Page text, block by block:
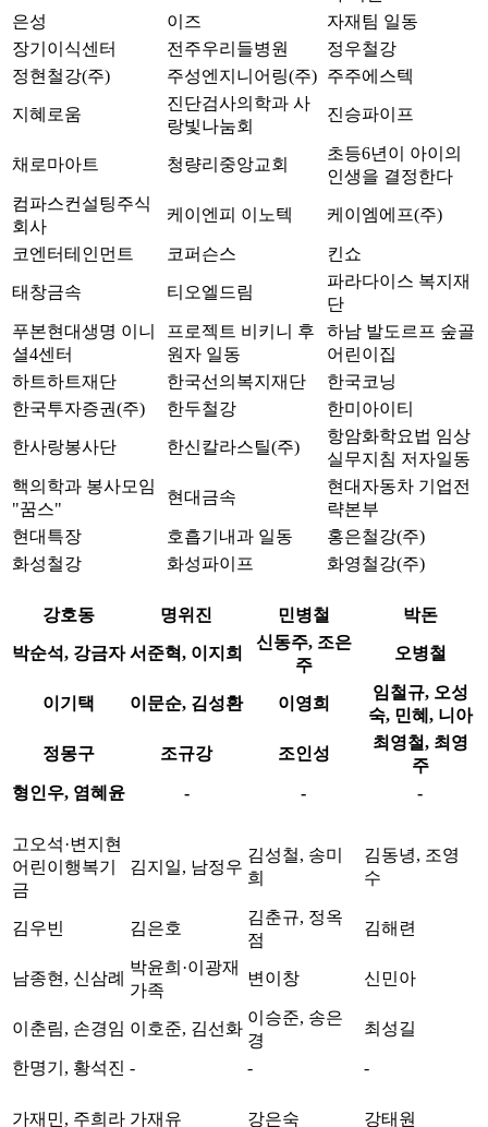
은성
이즈
자재팀 일동
장기이식센터
전주우리들병원
정우철강
정현철강(주)
주성엔지니어링(주) 주주에스텍
지혜로움
진단검사의학과 사
랑빛나눔회
진승파이프
채로마아트 청량리중앙교회
초등6년이 아이의
인생을 결정한다
컴파스컨설팅주식
회사
케이엔피 이노텍 케이엠에프(주)
코엔터테인먼트 코퍼슨스 킨쇼
태창금속 티오엘드림
파라다이스 복지재
단
푸본현대생명 이니
셜4센터
프로젝트 비키니 후
원자 일동
하남 발도르프 숲골
어린이집
하트하트재단
한국선의복지재단
한국코닝
한국투자증권(주)
한두철강 한미아이티
한사랑봉사단 한신칼라스틸(주)
항암화학요법 임상
실무지침 저자일동
핵의학과 봉사모임
"꿈스"
현대금속
현대자동차 기업전
략본부
현대특장
호흡기내과 일동
홍은철강(주)
화성철강
화성파이프 화영철강(주)
강호동 명위진 민병철 박돈
박순석, 강금자 서준혁, 이지희
신동주, 조은
주
오병철
이기택 이문순, 김성환 이영희
임철규, 오성
숙, 민혜, 니아
정몽구 조규강 조인성
최영철, 최영
주
형인우, 염혜윤
- - -
고오석·변지현
어린이행복기
금
김지일, 남정우
김성철, 송미
희
김동녕, 조영
수
김우빈 김은호
김춘규, 정옥
점
김해련
남종현, 신삼례
박윤희·이광재
가족
변이창 신민아
이춘림, 손경임 이호준, 김선화
이승준, 송은
경
최성길
한명기, 황석진 - - -
가재민, 주희라 가재유 강은숙 강태원